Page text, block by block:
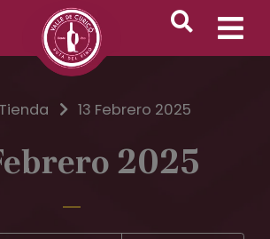
Tienda 13 Febrero 2025
2025